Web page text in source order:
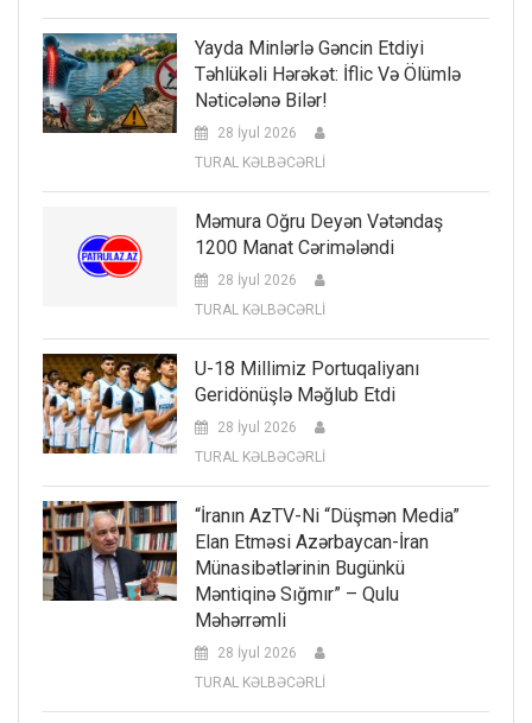
Yayda Minlərlə Gəncin Etdiyi
Təhlükəli Hərəkət: İflic Və Ölümlə
Nəticələnə Bilər!
28 İyul 2026
TURAL KƏLBƏCƏRLİ
Məmura Oğru Deyən Vətəndaş
1200 Manat Cərimələndi
28 İyul 2026
TURAL KƏLBƏCƏRLİ
U-18 Millimiz Portuqaliyanı
Geridönüşlə Məğlub Etdi
28 İyul 2026
TURAL KƏLBƏCƏRLİ
“İranın AzTV-Ni “düşmən Media”
Elan Etməsi Azərbaycan-İran
Münasibətlərinin Bugünkü
Məntiqinə Sığmır” – Qulu
Məhərrəmli
28 İyul 2026
TURAL KƏLBƏCƏRLİ